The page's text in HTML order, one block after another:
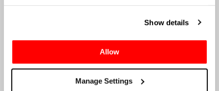
Cookies in the footer of this site.
Show details
Allow
Manage Settings
Liquidation zur Verfügung stellen, einschließlich Unterlagen
darüber, wie Sie eine Forderung gegen das Unternehmen geltend
machen können.